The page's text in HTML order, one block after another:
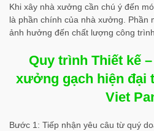
Khi xây nhà xưởng cần chú ý đến
là phần chính của nhà xưởng. Phần
ảnh hưởng đến chất lượng công
Quy trình Thiết kế
xưởng gạch hiện đại
Viet
Bước 1: Tiếp nhận yêu câu từ quý